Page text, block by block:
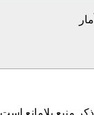
منبع بلامانع است.